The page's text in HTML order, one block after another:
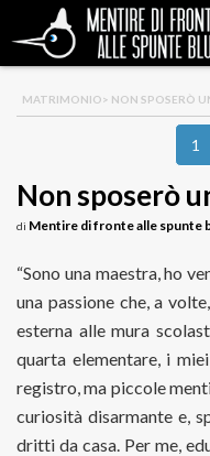
MATRIMONIO> NON SPOSERÒ
1
Non sposerò
di Mentire di fronte alle spunte
“Sono una maestra, ho
una passione che, a
esterna alle mura
quarta elementare, i
registro, ma piccole
curiosità disarmante e,
dritti da casa. Per me,